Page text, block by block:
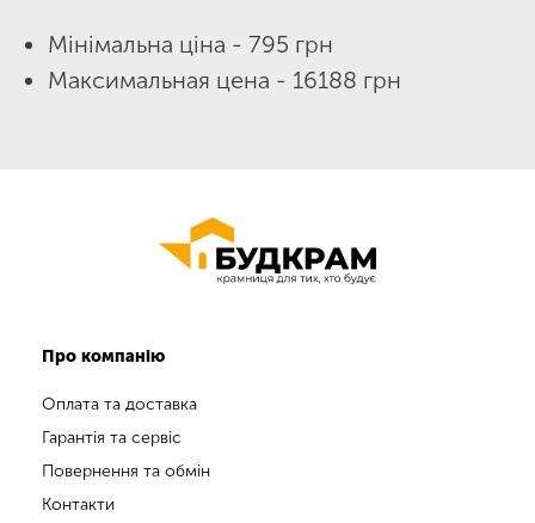
Мінімальна ціна - 795 грн
Максимальная цена - 16188 грн
Про компанію
Оплата та доставка
Гарантія та сервіс
Повернення та обмін
Контакти